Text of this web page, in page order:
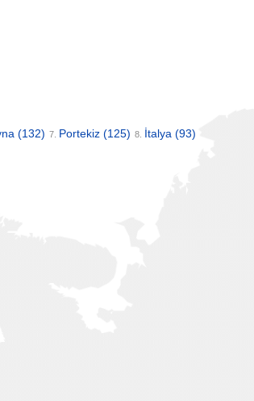
(132) 7. Portekiz (125) 8. İtalya (93)